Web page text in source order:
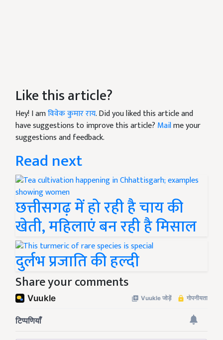
Like this article?
Hey! I amविवेक कुमार राय. Did you liked this article and
have suggestions to improve this article? Mailme your
suggestions and feedback.
Read next
छत्तीसगढ़ में हो रही है चाय की
खेती, महिलाएं बन रही है मिसाल
दुर्लभ प्रजाति की हल्दी
Share your comments